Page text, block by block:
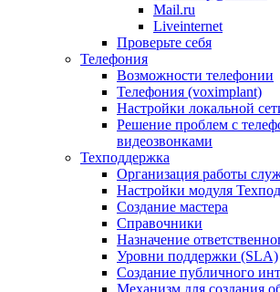
Mail.ru
Liveinternet
Проверьте себя
Телефония
Возможности телефонии
Телефония (voximplant)
Настройки локальной
Решение проблем с
видеозвонками
Техподдержка
Организация работы
Настройки модуля
Создание мастера
Справочники
Назначение
Уровни поддержки (SLA)
Создание публичного
Механизм для создания